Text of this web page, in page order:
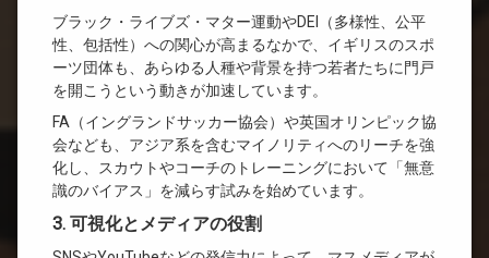
ブラック・ライブズ・マター運動やDEI（多様性、公平
性、包括性）への関心が高まるなかで、イギリスのスポ
ーツ団体も、あらゆる人種や背景を持つ若者たちに門戸
を開こうという動きが加速しています。
FA（イングランドサッカー協会）や英国オリンピック協
会なども、アジア系を含むマイノリティへのリーチを強
化し、スカウトやコーチのトレーニングにおいて「無意
識のバイアス」を減らす試みを始めています。
3. 可視化とメディアの役割